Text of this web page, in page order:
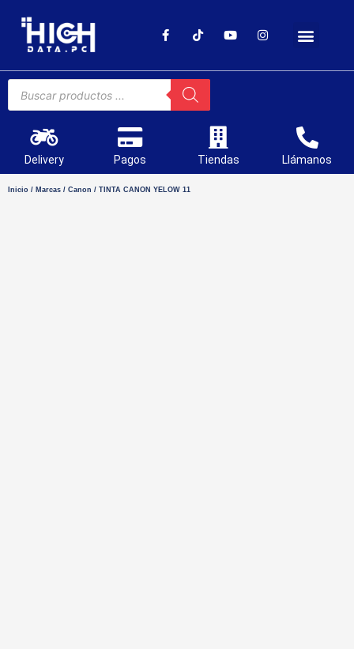
Delivery Pagos Tiendas Llámanos
Inicio / Marcas / Canon / TINTA CANON YELOW 11